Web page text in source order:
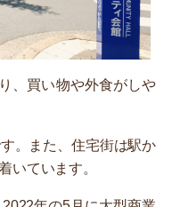
、買い物や外食がしや
。また、住宅街は駅か
いています。